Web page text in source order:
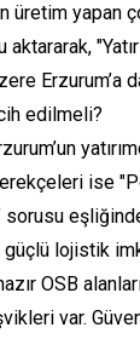
üretim yapan
Erzurum’a
edilmeli?
ise
lojistik
OSB
var.